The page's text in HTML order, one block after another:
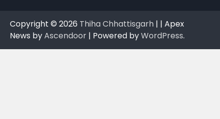
Copyright © 2026 Thiha Chhattisgarh | | Apex
News byAscendoor | Powered byWordPress.